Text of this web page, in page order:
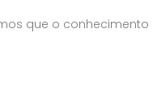
que o conhecimento